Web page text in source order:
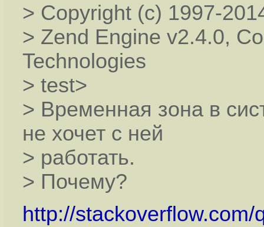
> Copyright (c) 1997-
> Zend Engine v2.4.0,
Technologies
> test>
> Временная зона в
не хочет с ней
> работать.
> Почему?
http://